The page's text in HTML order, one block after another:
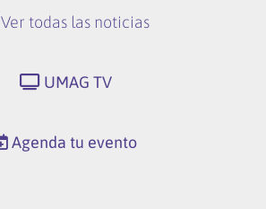
Ver todas las noticias
UMAG TV
Agenda tu evento